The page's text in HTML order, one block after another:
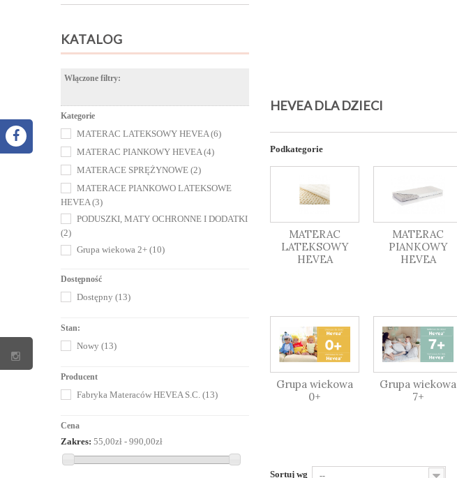
KATALOG
Włączone filtry:
Kategorie
MATERAC LATEKSOWY HEVEA(6)
MATERAC PIANKOWY HEVEA(4)
MATERACE SPRĘŻYNOWE (2)
MATERACE PIANKOWO LATEKSOWE
HEVEA(3)
PODUSZKI, MATY OCHRONNE I DODATKI
(2)
Grupa wiekowa 2+ (10)
Grupa wiekowa 7+
Dostępność
Dostępny (13)
Stan:
Nowy (13)
Producent
Fabryka Materaców HEVEA S.C. (13)
Cena
Zakres: 55,00zł - 990,00zł
HEVEA DLA DZIECI
Podkategorie
MATERAC
LATEKSOWY
HEVEA
MATERAC
PIANKOWY
HEVEA
Grupa wiekowa
0+
Grupa wiekowa
7+
Sortuj wg --